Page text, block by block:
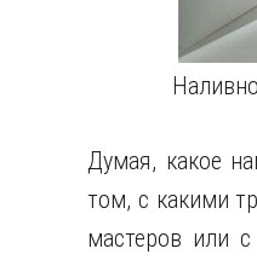
Думая, какое
том, с какими
мастеров или